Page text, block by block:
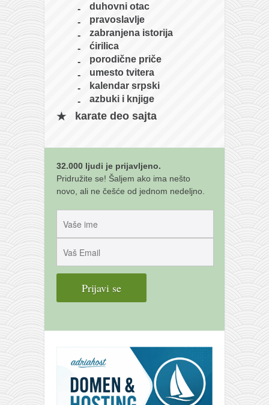
moja priča
fotke
duhovni otac
pravoslavlje
zabranjena istorija
ćirilica
porodične priče
umesto tvitera
kalendar srpski
azbuki i knjige
karate deo sajta
32.000 ljudi je prijavljeno.
Pridružite se! Šaljem ako ima nešto
novo, ali ne češće od jednom nedeljno.